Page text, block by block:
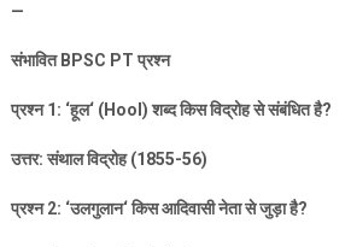
—
संभावित BPSC PTप्रश्न
प्रश्न1: ‘हूल‘ (Hool)शब्द किस विद्रोह से संबंधित है?
उत्तर: संथाल विद्रोह (1855-56)
प्रश्न2: ‘उलगुलान‘किस आदिवासी नेता से जुड़ा है?